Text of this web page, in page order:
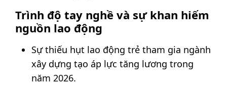
Trình độ tay nghề và sự khan hiếm
nguồn lao động
Sự thiếu hụt lao động trẻ tham gia ngành
xây dựng tạo áp lực tăng lương trong
năm 2026.